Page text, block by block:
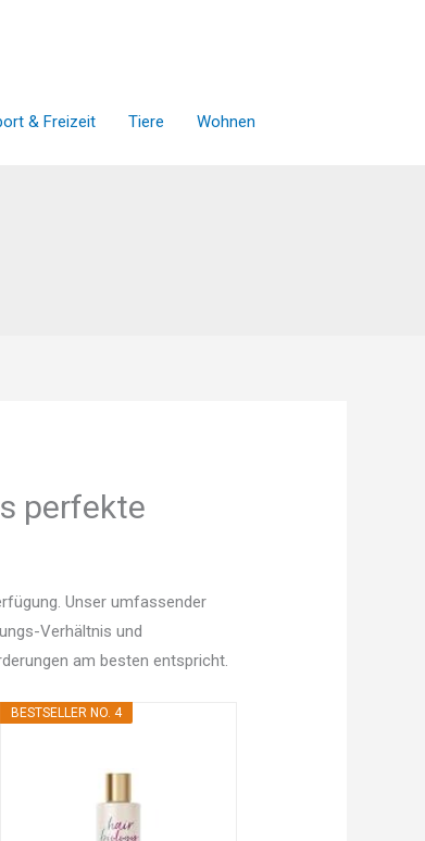
& Freizeit Tiere Wohnen
perfekte
Unser umfassender
Verhältnis und
am besten entspricht.
BESTSELLER NO. 4